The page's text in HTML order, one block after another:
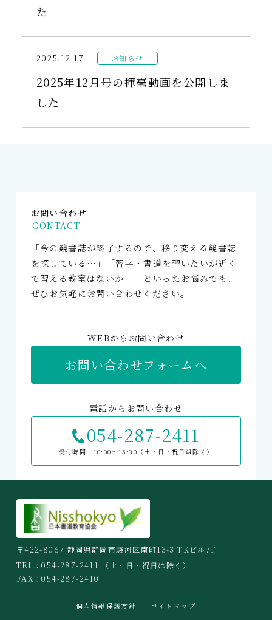
た
2025.12.17 お知らせ
2025年12月号の揮毫動画を公開しま
した
お問い合わせ
CONTACT
「今の競書誌が終了するので、移り変える競書誌
を探している…」「習字・書道を習いたいが近く
で習える教室はないか…」といったお悩みでも、
ぜひお気軽にお問い合わせください。
WEBからお問い合わせ
お問い合わせフォームへ
電話からお問い合わせ
054-287-2411
受付時間：10:00〜15:30（土・日・祝日は除く）
〒422-8067 静岡県静岡市駿河区南町13-3 TKビル7F
TEL：054-287-2411 （土・日・祝日は除く）
FAX：054-287-2410
個人情報保護方針 サイトマップ